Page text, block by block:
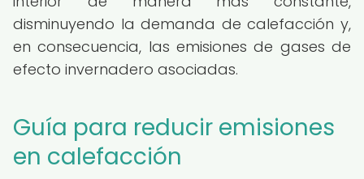
disminuyendo la demanda de calefacción y,
en consecuencia, las emisiones de gases de
efecto invernadero asociadas.
Guía para reducir emisiones
en calefacción